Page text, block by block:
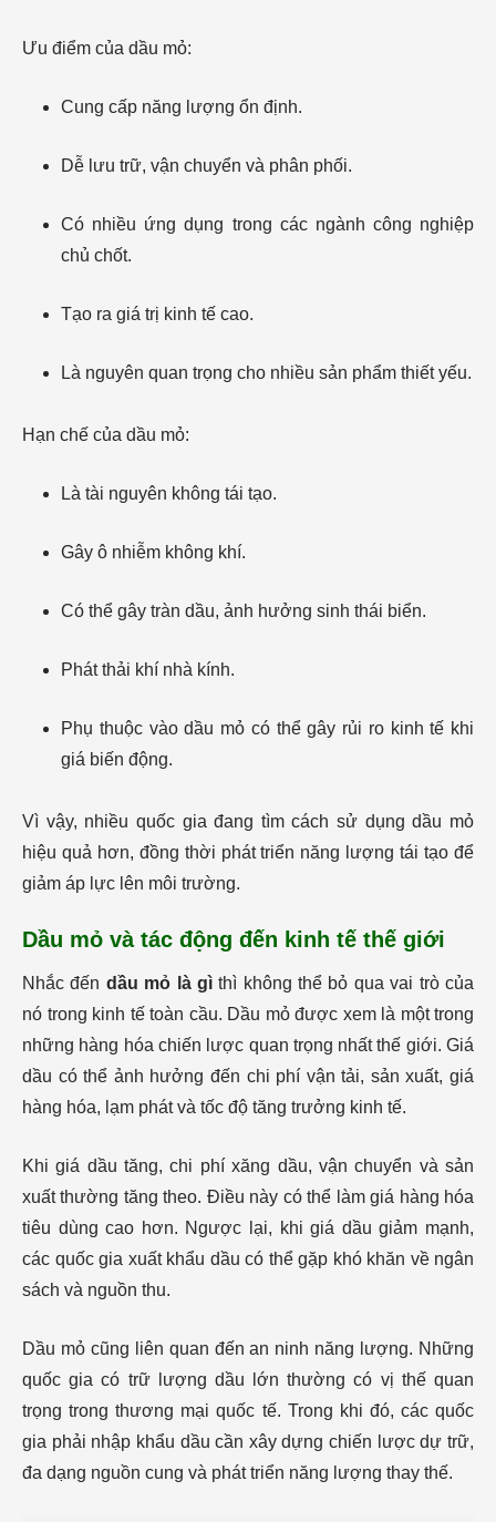
Ưu điểm của dầu mỏ:
Cung cấp năng lượng ổn định.
Dễ lưu trữ, vận chuyển và phân phối.
Có nhiều ứng dụng trong các ngành công nghiệp
chủ chốt.
Tạo ra giá trị kinh tế cao.
Là nguyên quan trọng cho nhiều sản phẩm thiết yếu.
Hạn chế của dầu mỏ:
Là tài nguyên không tái tạo.
Gây ô nhiễm không khí.
Có thể gây tràn dầu, ảnh hưởng sinh thái biển.
Phát thải khí nhà kính.
Phụ thuộc vào dầu mỏ có thể gây rủi ro kinh tế khi
giá biến động.
Vì vậy, nhiều quốc gia đang tìm cách sử dụng dầu mỏ
hiệu quả hơn, đồng thời phát triển năng lượng tái tạo để
giảm áp lực lên môi trường.
Dầu mỏ và tác động đến kinh tế thế giới
Nhắc đến dầu mỏ là gìthì không thể bỏ qua vai trò của
nó trong kinh tế toàn cầu. Dầu mỏ được xem là một trong
những hàng hóa chiến lược quan trọng nhất thế giới. Giá
dầu có thể ảnh hưởng đến chi phí vận tải, sản xuất, giá
hàng hóa, lạm phát và tốc độ tăng trưởng kinh tế.
Khi giá dầu tăng, chi phí xăng dầu, vận chuyển và sản
xuất thường tăng theo. Điều này có thể làm giá hàng hóa
tiêu dùng cao hơn. Ngược lại, khi giá dầu giảm mạnh,
các quốc gia xuất khẩu dầu có thể gặp khó khăn về ngân
sách và nguồn thu.
Dầu mỏ cũng liên quan đến an ninh năng lượng. Những
quốc gia có trữ lượng dầu lớn thường có vị thế quan
trọng trong thương mại quốc tế. Trong khi đó, các quốc
gia phải nhập khẩu dầu cần xây dựng chiến lược dự trữ,
đa dạng nguồn cung và phát triển năng lượng thay thế.